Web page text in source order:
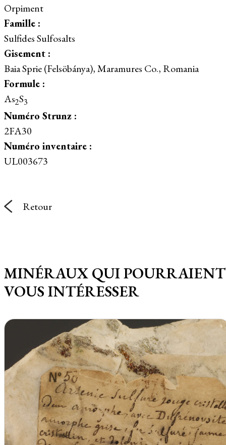
Orpiment
Famille :
Sulfides Sulfosalts
Gisement :
Baia Sprie (Felsöbánya), Maramures Co., Romania
Formule :
As2S3
Numéro Strunz :
2FA30
Numéro inventaire :
UL003673
Retour
MINÉRAUX QUI POURRAIENT
VOUS INTÉRESSER